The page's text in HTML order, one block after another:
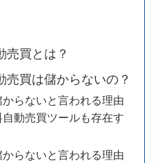
売買とは？
売買は儲からないの？
らないと言われる理由
動売買ツールも存在す
らないと言われる理由